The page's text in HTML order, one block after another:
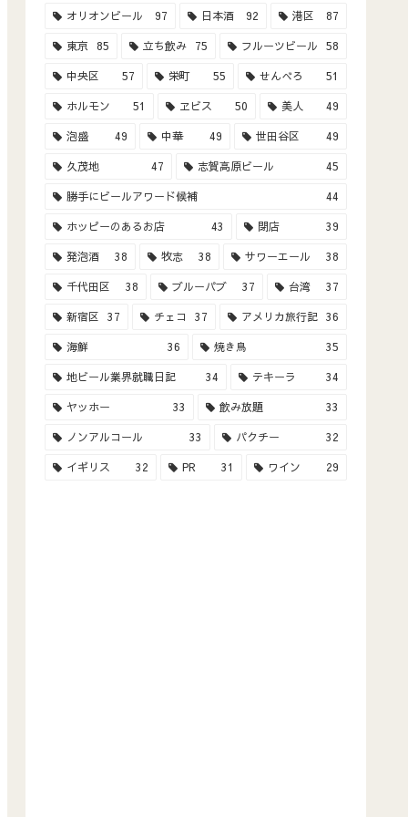
オリオンビール 97 日本酒 92 港区 87
東京 85 立ち飲み 75 フルーツビール 58
中央区 57 栄町 55 せんべろ 51
ホルモン 51 ヱビス 50 美人 49
泡盛 49 中華 49 世田谷区 49
久茂地 47 志賀高原ビール 45
勝手にビールアワード候補 44
ホッピーのあるお店 43 閉店 39
発泡酒 38 牧志 38 サワーエール 38
千代田区 38 ブルーパブ 37 台湾 37
新宿区 37 チェコ 37 アメリカ旅行記 36
海鮮 36 焼き鳥 35
地ビール業界就職日記 34 テキーラ 34
ヤッホー 33 飲み放題 33
ノンアルコール 33 パクチー 32
イギリス 32 PR 31 ワイン 29